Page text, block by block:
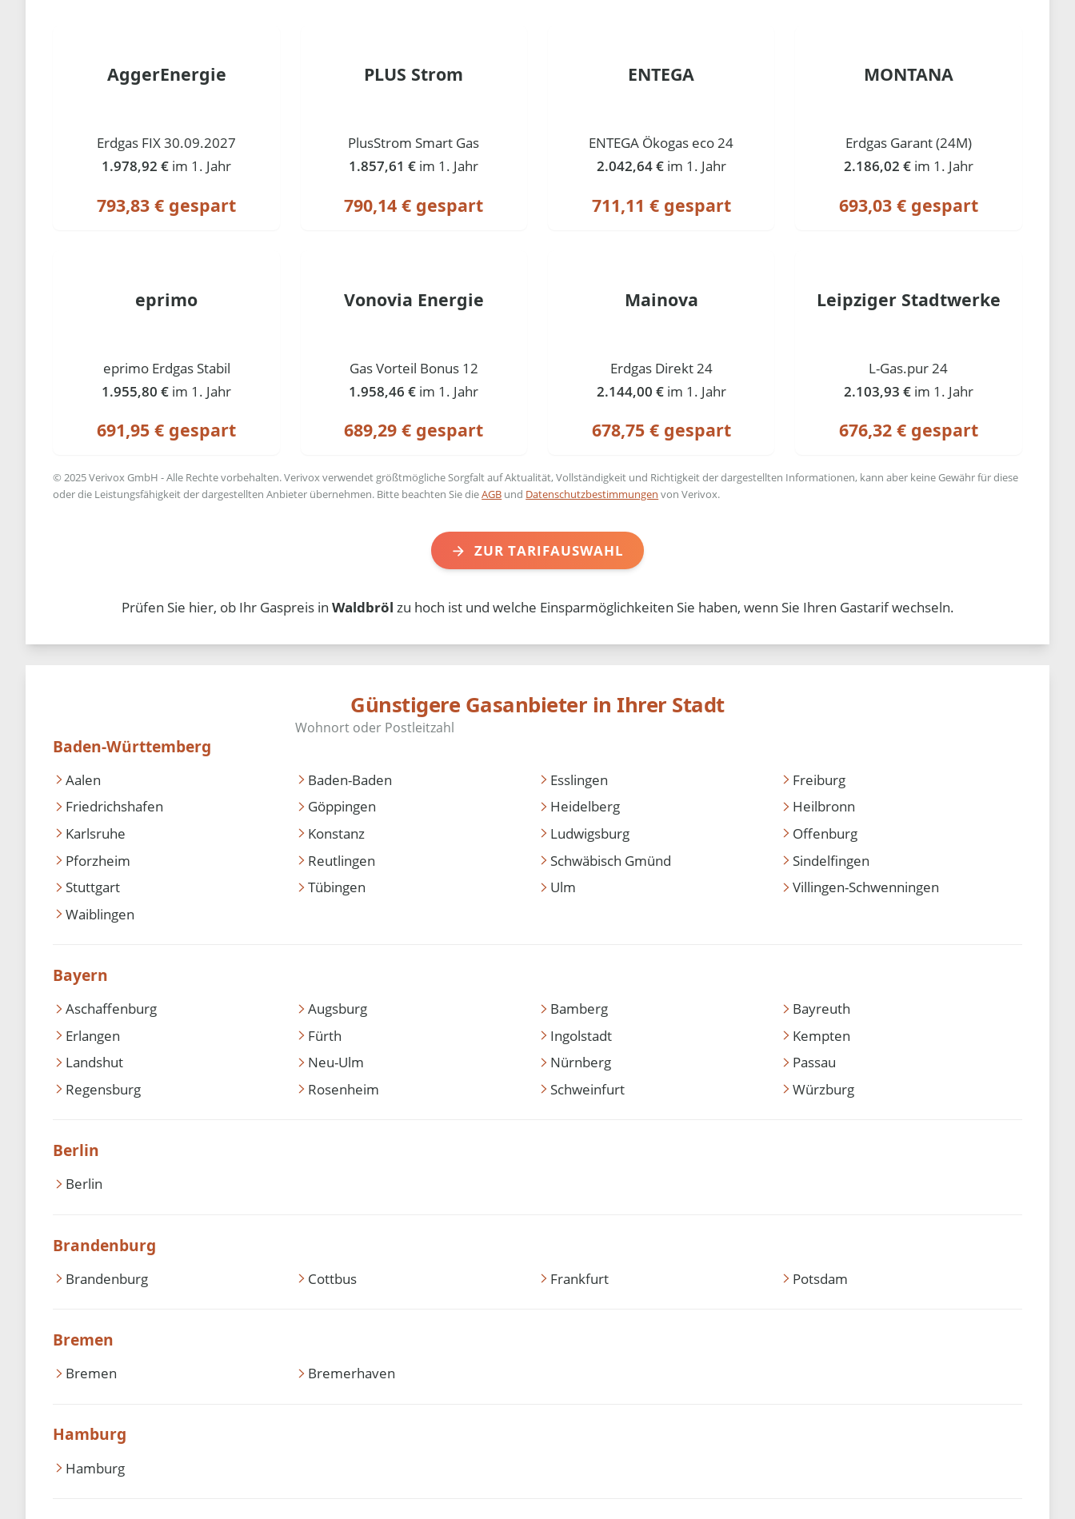
AggerEnergie
Erdgas FIX 30.09.2027
1.978,92 € im 1. Jahr
793,83 € gespart
PLUS Strom
PlusStrom Smart Gas
1.857,61 € im 1. Jahr
790,14 € gespart
ENTEGA
ENTEGA Ökogas eco 24
2.042,64 € im 1. Jahr
711,11 € gespart
MONTANA
Erdgas Garant (24M)
2.186,02 € im 1. Jahr
693,03 € gespart
eprimo
eprimo Erdgas Stabil
1.955,80 € im 1. Jahr
691,95 € gespart
Vonovia Energie
Gas Vorteil Bonus 12
1.958,46 € im 1. Jahr
689,29 € gespart
Mainova
Erdgas Direkt 24
2.144,00 € im 1. Jahr
678,75 € gespart
Leipziger Stadtwerke
L-Gas.pur 24
2.103,93 € im 1. Jahr
676,32 € gespart
© 2025 Verivox GmbH - Alle Rechte vorbehalten. Verivox verwendet größtmögliche Sorgfalt auf Aktualität, Vollständigkeit und Richtigkeit der dargestellten Informationen, kann aber keine Gewähr für diese
oder die Leistungsfähigkeit der dargestellten Anbieter übernehmen. Bitte beachten Sie dieAGB und Datenschutzbestimmungen von Verivox.
ZUR TARIFAUSWAHL
Prüfen Sie hier, ob Ihr Gaspreis in Waldbröl zu hoch ist und welche Einsparmöglichkeiten Sie haben, wenn Sie Ihren Gastarif wechseln.
Günstigere Gasanbieter in Ihrer Stadt
Baden-Württemberg
Aalen Baden-Baden Esslingen
Freiburg
Friedrichshafen
Göppingen Heidelberg
Heilbronn
Karlsruhe
Konstanz Ludwigsburg
Offenburg
Pforzheim
Reutlingen Schwäbisch Gmünd
Sindelfingen
Stuttgart
Tübingen Ulm
Villingen-Schwenningen
Waiblingen
Bayern
Aschaffenburg Augsburg Bamberg
Bayreuth
Erlangen
Fürth Ingolstadt
Kempten
Landshut
Neu-Ulm Nürnberg
Passau
Regensburg
Rosenheim Schweinfurt Würzburg
Berlin
Berlin
Brandenburg
Brandenburg Cottbus Frankfurt Potsdam
Bremen
Bremen Bremerhaven
Hamburg
Hamburg